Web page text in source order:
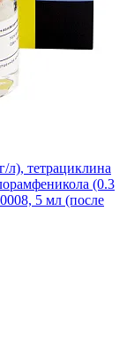
тетрациклина
(0.3
5 мл (после